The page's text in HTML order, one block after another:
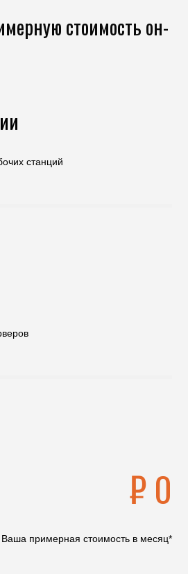
стоимость он-
станций
₽0
Ваша примерная стоимость в месяц*